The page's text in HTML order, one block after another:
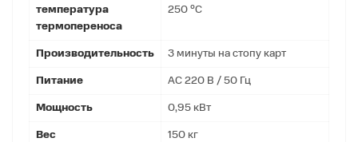
температура
термопереноса
250 °C
Производительность 3 минуты на стопу карт
Питание AC 220 В / 50 Гц
Мощность 0,95 кВт
Вес 150 кг